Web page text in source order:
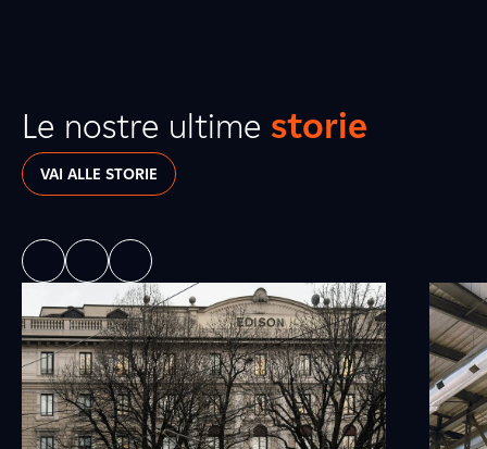
Le nostre ultime storie
VAI ALLE STORIE